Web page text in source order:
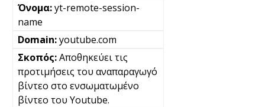
yt-remote-session-
name
youtube.com
Αποθηκεύει τις
προτιμήσεις του αναπαραγωγό
βίντεο στο ενσωματωμένο
βίντεο του Youtube.